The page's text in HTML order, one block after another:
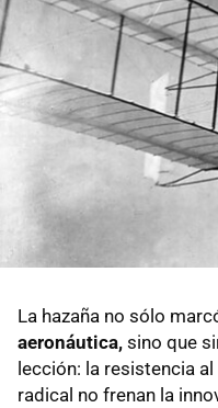
La hazaña no sólo
aeronáutica, sino que
lección: la resistencia
radical no frenan la